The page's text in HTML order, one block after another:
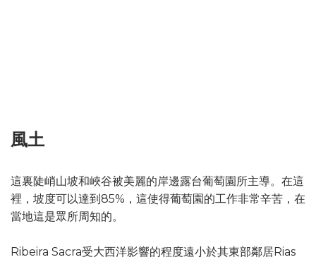
風土
這裏陡峭山坡和峽谷被美麗的岸邊露台葡萄園所主導。在這
裡，坡度可以達到85%，這使得葡萄園的工作非常辛苦，在
當地這是眾所周知的。
Ribeira Sacra受大西洋影響的程度遠小於其東部鄰居Rias